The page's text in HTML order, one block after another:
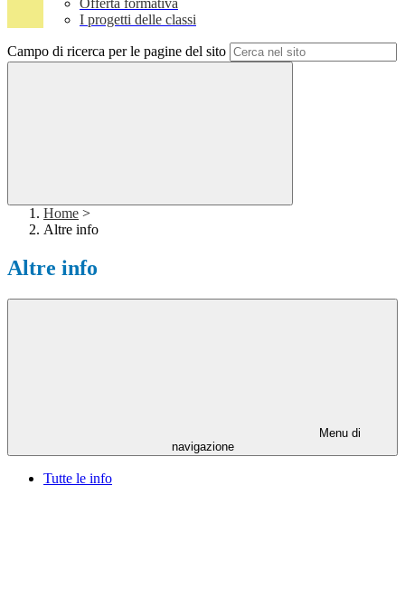
Offerta formativa
I progetti delle classi
Campo di ricerca per le pagine del sito
Home >
Altre info
Altre info
Menu di
navigazione
Tutte le info